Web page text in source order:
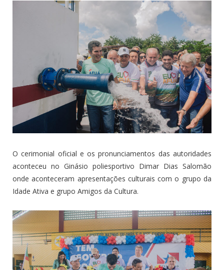
O cerimonial oficial e os pronunciamentos das autoridades
aconteceu no Ginásio poliesportivo Dimar Dias Salomão
onde aconteceram apresentações culturais com o grupo da
Idade Ativa e grupo Amigos da Cultura.